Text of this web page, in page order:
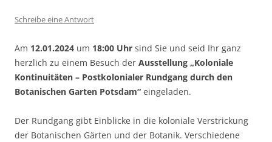
Schreibe eine Antwort
Am 12.01.2024 um 18:00 Uhr sind Sie und seid Ihr ganz
herzlich zu einem Besuch der Ausstellung „Koloniale
Kontinuitäten – Postkolonialer Rundgang durch den
Botanischen Garten Potsdam“ eingeladen.
Der Rundgang gibt Einblicke in die koloniale Verstrickung
der Botanischen Gärten und der Botanik. Verschiedene